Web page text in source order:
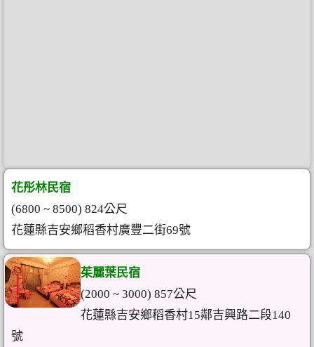
花彤林民宿
(6800 ~ 8500) 824公尺
花蓮縣吉安鄉稻香村廣豐二街69號
茱麗葉民宿
(2000 ~ 3000) 857公尺
花蓮縣吉安鄉稻香村15鄰吉興路二段140
號